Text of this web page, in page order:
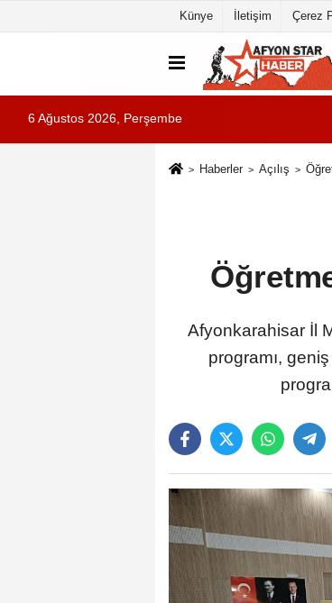
Künye İletişim Çerez
6 Ağustos 2026, Perşembe
Haberler Açılış
Afyonkarahisar İl
programı,